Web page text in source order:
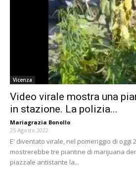
Vicenza
Video virale mostra una
in stazione. La polizia...
Mariagrazia Bonollo -
25 Agosto 2022
E' diventato virale, nel pomeriggio di oggi
mostrerebbe tre piantine di marijuana
piazzale antistante la...